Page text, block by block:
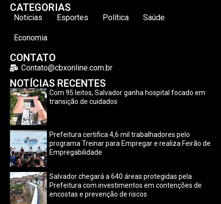
CATEGORIAS
Noticias Esportes Política Saúde
Economia
CONTATO
Contato@cbxonline.com.br
NOTÍCIAS RECENTES
Com 95 leitos, Salvador ganha hospital focado em
transição de cuidados
Prefeitura certifica 4,6 mil trabalhadores pelo
programa Treinar para Empregar e realiza Feirão de
Empregabilidade
Salvador chegará a 640 áreas protegidas pela
Prefeitura com investimentos em contenções de
encostas e prevenção de riscos